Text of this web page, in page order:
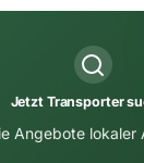
Jetzt Transporter
Angebote lokaler